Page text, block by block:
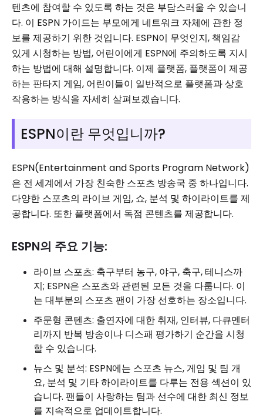
텐츠에 참여할 수 있도록 하는 것은 부담스러울 수 있습니
다. 이 ESPN 가이드는 부모에게 네트워크 자체에 관한 정
보를 제공하기 위한 것입니다. ESPN이 무엇인지, 책임감
있게 시청하는 방법, 어린이에게 ESPN에 주의하도록 지시
하는 방법에 대해 설명합니다. 이제 플랫폼, 플랫폼이 제공
하는 판타지 게임, 어린이들이 일반적으로 플랫폼과 상호
작용하는 방식을 자세히 살펴보겠습니다.
ESPN이란 무엇입니까?
ESPN(Entertainment and Sports Program Network)
은 전 세계에서 가장 친숙한 스포츠 방송국 중 하나입니다.
다양한 스포츠의 라이브 게임, 쇼, 분석 및 하이라이트를 제
공합니다. 또한 플랫폼에서 독점 콘텐츠를 제공합니다.
ESPN의 주요 기능:
라이브 스포츠: 축구부터 농구, 야구, 축구, 테니스까
지; ESPN은 스포츠와 관련된 모든 것을 다룹니다. 이
는 대부분의 스포츠 팬이 가장 선호하는 장소입니다.
주문형 콘텐츠: 출연자에 대한 취재, 인터뷰, 다큐멘터
리까지 반복 방송이나 디스패 평가하기 순간을 시청
할 수 있습니다.
뉴스 및 분석: ESPN에는 스포츠 뉴스, 게임 및 팀 개
요, 분석 및 기타 하이라이트를 다루는 전용 섹션이 있
습니다. 팬들이 사랑하는 팀과 선수에 대한 최신 정보
를 지속적으로 업데이트합니다.